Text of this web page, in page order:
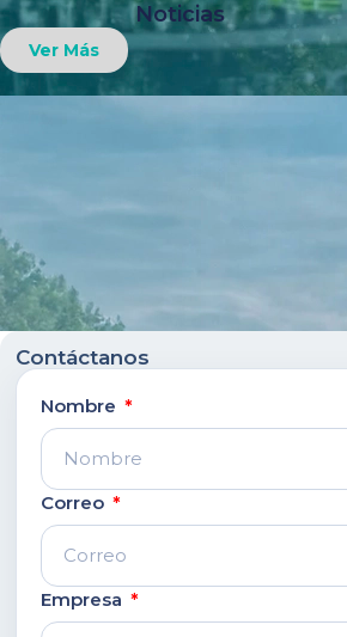
Noticias
Ver Más
Contáctanos
Nombre
Correo
Empresa